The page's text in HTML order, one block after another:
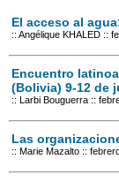
El acceso al
:: Angélique KHALED ::
Encuentro
(Bolivia) 9-12 de
:: Larbi Bouguerra ::
Las
:: Marie Mazalto ::